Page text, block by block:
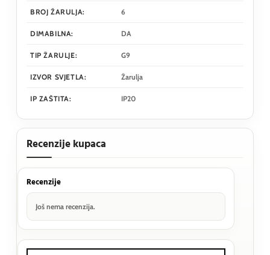
BROJ ŽARULJA: 6
DIMABILNA: DA
TIP ŽARULJE: G9
IZVOR SVJETLA: Žarulja
IP ZAŠTITA: IP20
Recenzije kupaca
Recenzije
Još nema recenzija.